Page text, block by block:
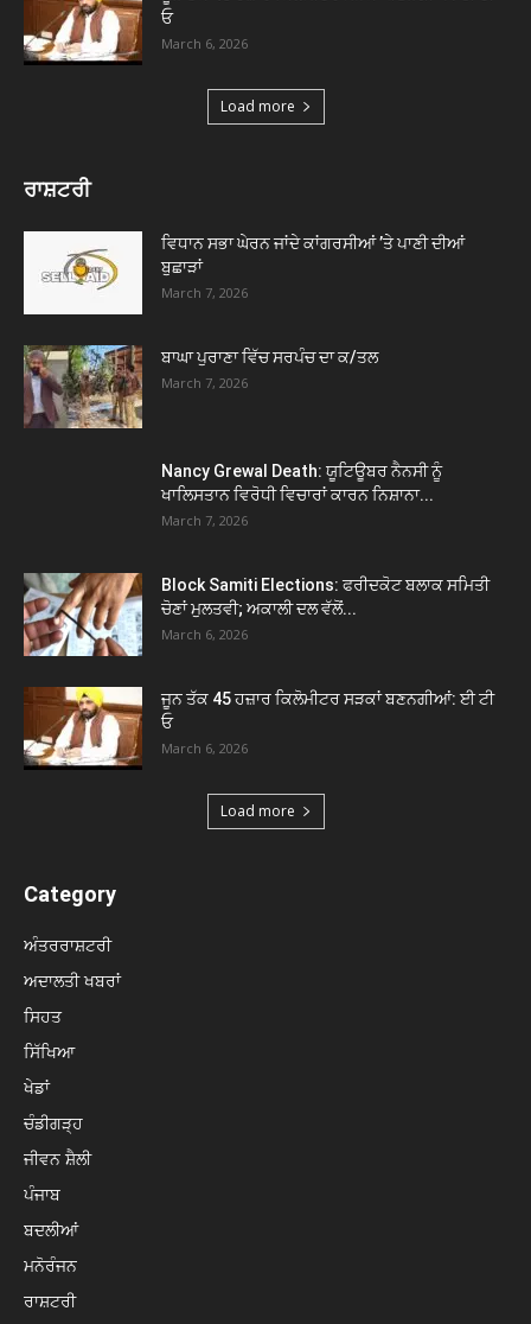
ਓ
March 6, 2026
Load more
ਰਾਸ਼ਟਰੀ
ਵਿਧਾਨ ਸਭਾ ਘੇਰਨ ਜਾਂਦੇ ਕਾਂਗਰਸੀਆਂ ’ਤੇ ਪਾਣੀ ਦੀਆਂ
ਬੁਛਾੜਾਂ
March 7, 2026
ਬਾਘਾ ਪੁਰਾਣਾ ਵਿੱਚ ਸਰਪੰਚ ਦਾ ਕ/ਤਲ
March 7, 2026
Nancy Grewal Death: ਯੂਟਿਊਬਰ ਨੈਨਸੀ ਨੂੰ
ਖਾਲਿਸਤਾਨ ਵਿਰੋਧੀ ਵਿਚਾਰਾਂ ਕਾਰਨ ਨਿਸ਼ਾਨਾ...
March 7, 2026
Block Samiti Elections: ਫਰੀਦਕੋਟ ਬਲਾਕ ਸਮਿਤੀ
ਚੋਣਾਂ ਮੁਲਤਵੀ; ਅਕਾਲੀ ਦਲ ਵੱਲੋਂ...
March 6, 2026
ਜੂਨ ਤੱਕ 45 ਹਜ਼ਾਰ ਕਿਲੋਮੀਟਰ ਸੜਕਾਂ ਬਣਨਗੀਆਂ: ਈ ਟੀ
ਓ
March 6, 2026
Load more
Category
ਅੰਤਰਰਾਸ਼ਟਰੀ
ਅਦਾਲਤੀ ਖਬਰਾਂ
ਸਿਹਤ
ਸਿੱਖਿਆ
ਖੇਡਾਂ
ਚੰਡੀਗੜ੍ਹ
ਜੀਵਨ ਸ਼ੈਲੀ
ਪੰਜਾਬ
ਬਦਲੀਆਂ
ਮਨੋਰੰਜਨ
ਰਾਸ਼ਟਰੀ